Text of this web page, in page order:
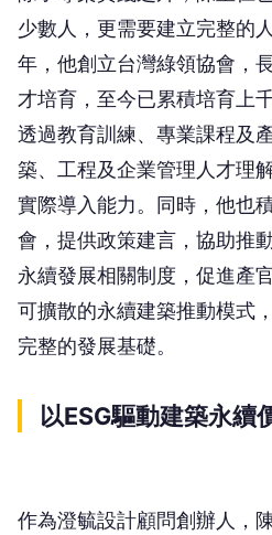
少數人，更需要建立完整的
年，他創立台灣綠領協會，
才培育，至今已累積培育上
透過教育訓練、專業課程及
築、工程及企業管理人才理
實際導入能力。同時，他也
會，提供政策建言，協助推
永續發展相關制度，促進產
可擴散的永續建築推動模式
完整的發展基礎。
以ESG驅動建築永續
作為澄毓設計顧問創辦人，